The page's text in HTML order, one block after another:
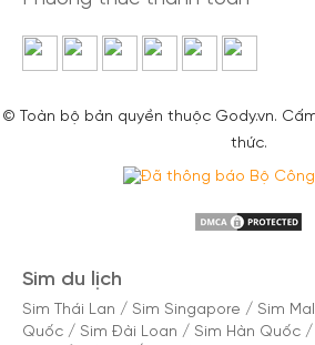
© Toàn bộ bản quyền thuộc Gody.vn.
thức.
Sim du lịch
Sim Thái Lan / Sim Singapore / Sim
Quốc / Sim Đài Loan / Sim Hàn Quốc /